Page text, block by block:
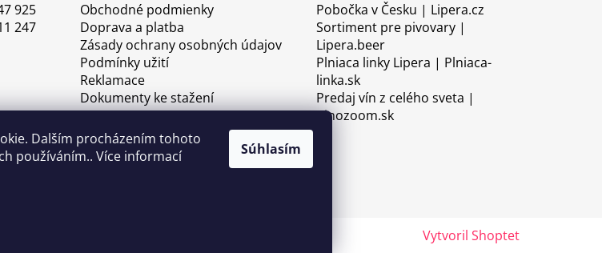
Dalším procházením tohoto
používáním.. Více informací
Súhlasím
925
247
Obchodné podmienky
Doprava a platba
Zásady ochrany osobných údajov
Podmínky užití
Reklamace
Dokumenty ke stažení
Pobočka v Česku | Lipera.cz
Sortiment pre pivovary |
Lipera.beer
Plniaca linky Lipera | Plniaca-
linka.sk
Predaj vín z celého sveta |
Vinozoom.sk
Vytvoril Shoptet